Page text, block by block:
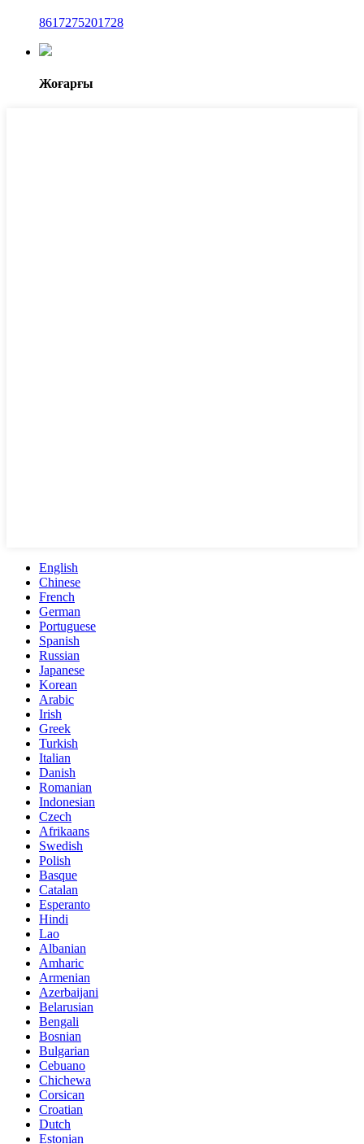
8617275201728
Жоғарғы
English
Chinese
French
German
Portuguese
Spanish
Russian
Japanese
Korean
Arabic
Irish
Greek
Turkish
Italian
Danish
Romanian
Indonesian
Czech
Afrikaans
Swedish
Polish
Basque
Catalan
Esperanto
Hindi
Lao
Albanian
Amharic
Armenian
Azerbaijani
Belarusian
Bengali
Bosnian
Bulgarian
Cebuano
Chichewa
Corsican
Croatian
Dutch
Estonian